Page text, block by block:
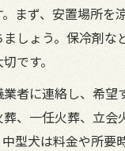
ット葬儀プラン選
ペット葬儀料金の内
費用を抑えるため
グで行うペット火
まず、安置場所を
しょう。保冷剤な
です。
者に連絡し、希望
葬、一任火葬、立
型犬は料金や所要